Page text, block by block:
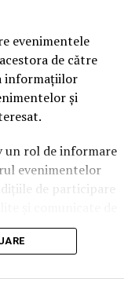
evenimentele
de către
informațiilor
și
un rol de informare
evenimentelor
de participare